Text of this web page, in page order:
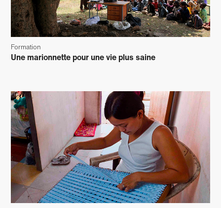
Formation
Une marionnette pour une vie plus saine